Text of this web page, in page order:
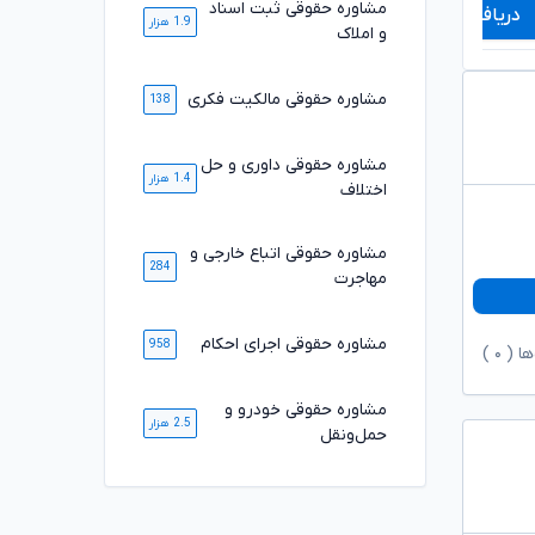
دریافت مشاوره دریافت مشاوره
( ۰
مشاوره حقوقی ثبت اسناد
و املاک
1.9 هزار
مشاوره حقوقی مالکیت فکری 138
مشاوره حقوقی داوری و حل
اختلاف
1.4 هزار
مشاوره حقوقی اتباع خارجی و
مهاجرت
284
مشاوره حقوقی اجرای احکام 958
مشاوره حقوقی خودرو و
حمل‌ونقل
2.5 هزار